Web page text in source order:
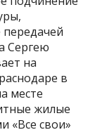
Сергею
на
в
месте
жилые
«Все свои»